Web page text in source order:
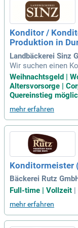
ubildenden sind
haft für das
auch Ihr Team zu
Konditor /
Produktion in
Landbäckerei Sinz
Wir suchen einen
ere
Bezahlung, die
von einer
laub. Darüber
ve
nießen betriebliche
m erhältst du
tion von
ochwertige
Weihnachtsgeld |
Altersvorsorge |
Quereinstieg
mehr erfahren
Konditormeister
Bäckerei Rutz
Full-time | Vollzeit |
mehr erfahren